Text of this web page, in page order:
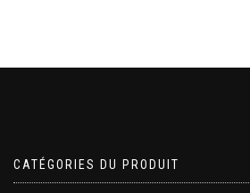
CATÉGORIES DU PRODUIT